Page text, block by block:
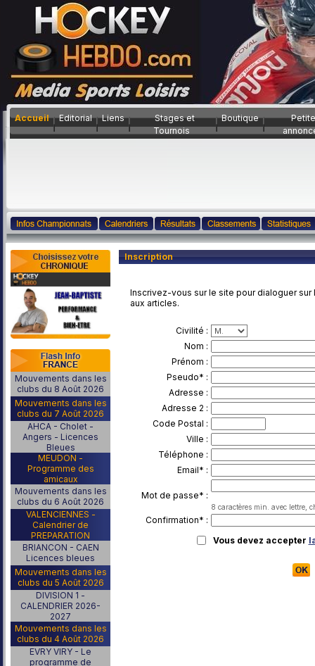
Accueil Editorial Liens
Stages et
Tournois
Boutique
Mouvements dans les
clubs du 8 Août 2026
Mouvements dans les
clubs du 7 Août 2026
AHCA - Cholet -
Angers - Licences
Bleues
MEUDON -
Programme des
amicaux
Mouvements dans les
clubs du 6 Août 2026
VALENCIENNES -
Calendrier de
PREPARATION
BRIANCON - CAEN
Licences bleues
Mouvements dans les
clubs du 5 Août 2026
DIVISION 1 -
CALENDRIER 2026-
2027
Mouvements dans les
clubs du 4 Août 2026
EVRY VIRY - Le
programme de
Inscription
Inscrivez-vous sur le site pour dialoguer
aux articles.
Civilité :
Nom :
Prénom :
Pseudo* :
Adresse :
Adresse 2 :
Code Postal :
Ville :
Téléphone :
Email* :
Mot de passe* :
8 caractères min. avec lettre,
Confirmation* :
Vous devez accepter